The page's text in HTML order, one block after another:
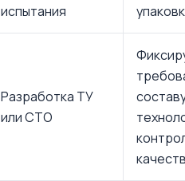
испытания
Разработка ТУ
или СТО